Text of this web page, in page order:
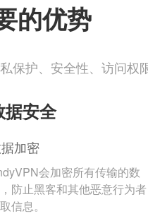
的优势
保护、安全性、访问权
据安全
加密
会加密所有传输的数
防止黑客和其他恶意行为者
信息。